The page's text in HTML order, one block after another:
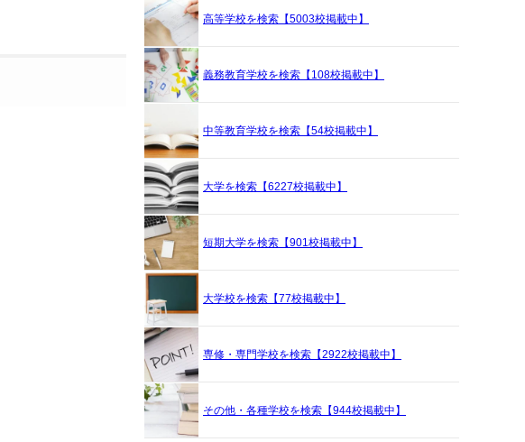
高等学校を検索【5003校掲載中】
義務教育学校を検索【108校掲載中】
中等教育学校を検索【54校掲載中】
大学を検索【6227校掲載中】
短期大学を検索【901校掲載中】
大学校を検索【77校掲載中】
専修・専門学校を検索【2922校掲載中】
その他・各種学校を検索【944校掲載中】